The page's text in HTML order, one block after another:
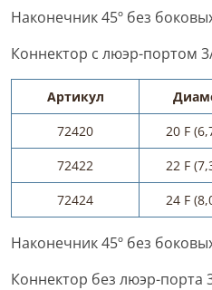
Наконечник 45º без
Коннектор с люэр-портом
Артикул
72420
20 F
72422
22 F
72424
24 F
Наконечник 45º без
Коннектор без люэр-порта